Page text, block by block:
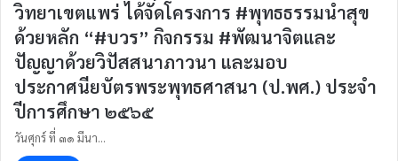
วิทยาเขตแพร่ ได้จัดโครงการ #พุทธธรรมนำสุข
ด้วยหลัก “#บวร” กิจกรรม #พัฒนาจิตและ
ปัญญาด้วยวิปัสสนาภาวนา และมอบ
ประกาศนียบัตรพระพุทธศาสนา (ป.พศ.) ประจำ
ปีการศึกษา ๒๕๖๕
วันศุกร์ ที่ ๓๑ มีนา…